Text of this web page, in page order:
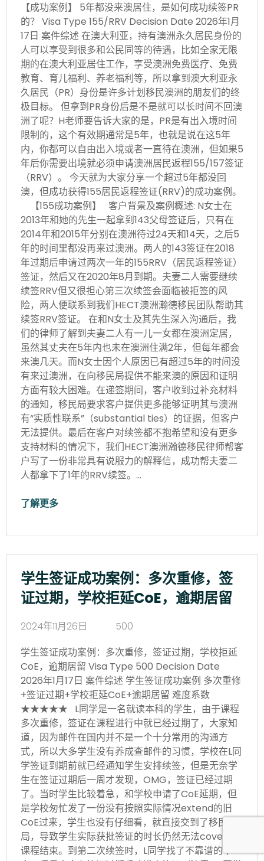
【成功案例】 5年都没来澳居住，是如何成功续签PR
的？ Visa Type 155/RRV Decision Date 2026年1月
17日 案件综述 在澳大利亚，持有澳洲永久居民身份的
人可以享受到很多和公民同等的待遇，比如全家无限
期的在澳大利亚居住工作，享受澳洲免费医疗、免费
教育、育儿福利、养老福利等，所以拿到澳大利亚永
久居民（PR）身份是许多计划移民澳洲的朋友们的终
极目标。 但拿到PR身份后是不是就可以长时间不回澳
洲了呢？H老师要告诉大家的是，PR是有出入境时间
限制的，这个有效期通常是5年，也就是说在这5年
内，你都可以自由出入境或者一直待在澳洲，但如果5
年后你需要出境就必须申请澳洲居民返程155/157签证
（RRV）。 今天就为大家分享一个超过5年都没回
澳，但成功获得155居民返程签证(RRV)的成功案例。
【155成功案例】 客户背景及案例概述: N女士在
2013年和她的先生一起拿到143父母签证后，只有在
2014年和2015年分别在澳洲待过24天和14天，之后5
年的时间里都没再来过澳洲。两人的143签证在2018
年过期后申请过两次一年的155RRV（居民返程签证）
签证，然后又在2020年8月到期。夫妻二人需要继续
续签RRV但又很担心第三次续签会面临被拒签的风
险，两人便联系到我们HECT澳洲瀚德移民团队帮助其
续签RRV签证。 在和N女士及其先生深入沟通后，我
们的律师了解到夫妻二人有一儿一女都在澳洲定居，
虽然其丈夫在5年内也未在澳洲住满2年，但每年都会
来澳几天。而N女士因个人原因已有超过5年的时间没
有来过澳洲，在向移民局提供不能来澳的原因和证明
方面有较大困难。在递签期间，客户收到过补充材料
的通知，移民局要求客户提供更多能够证明其与澳洲
有“实质性联系”（substantial ties）的证据，但客户
无法提供。最后在客户对续签都不抱希望和没有更多
支持材料的情况下，我们HECT澳洲瀚德移民律师帮客
户写了一份非常具有说服力的解释信，成功帮夫妻二
人都拿下了1年的RRV续签。…
了解更多
学生签证成功案例：多次重修，签
证过期，学校拒延CoE，逾期居留
2024年11月26日
500
学生签证成功案例：多次重修，签证过期，学校拒延
CoE，逾期居留 Visa Type 500 Decision Date
2026年1月17日 案件综述 学生签证成功案例 多次重修
+签证过期+学校拒延CoE+逾期居留 难度系数
★★★★★ L同学是一名就读本科的学生，由于课程
多次重修，签证在课程进行中就已经过期了，大家知
道，因为邮件在国内并不是一个十分常用的沟通方
式，所以大多学生没有养成查邮件的习惯，学校在L同
学签证到期前就已经通知学生安排续签，但是无奈学
生在签证过期后一周才发现，OMG，签证已经过期
了。当时学生比较着急，和学校申请了CoE延期，但
是学校匆忙发了一份没有按照实际情况extend的旧
CoE过来，学生也没有仔细看，就直接交到了移民
局，导致学生实际获批签证的时长仍然无法cover到
课程结束。到第二次续签时，L同学找了不靠谱的中